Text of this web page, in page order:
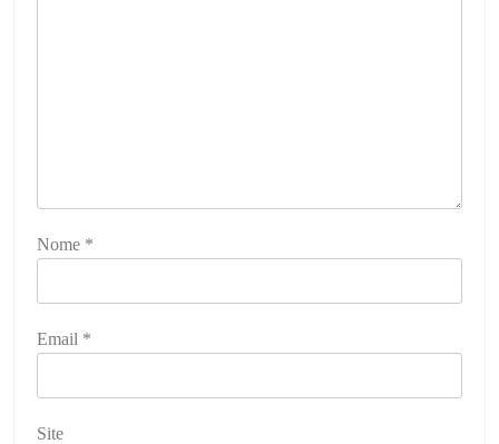
Nome *
Email *
Site